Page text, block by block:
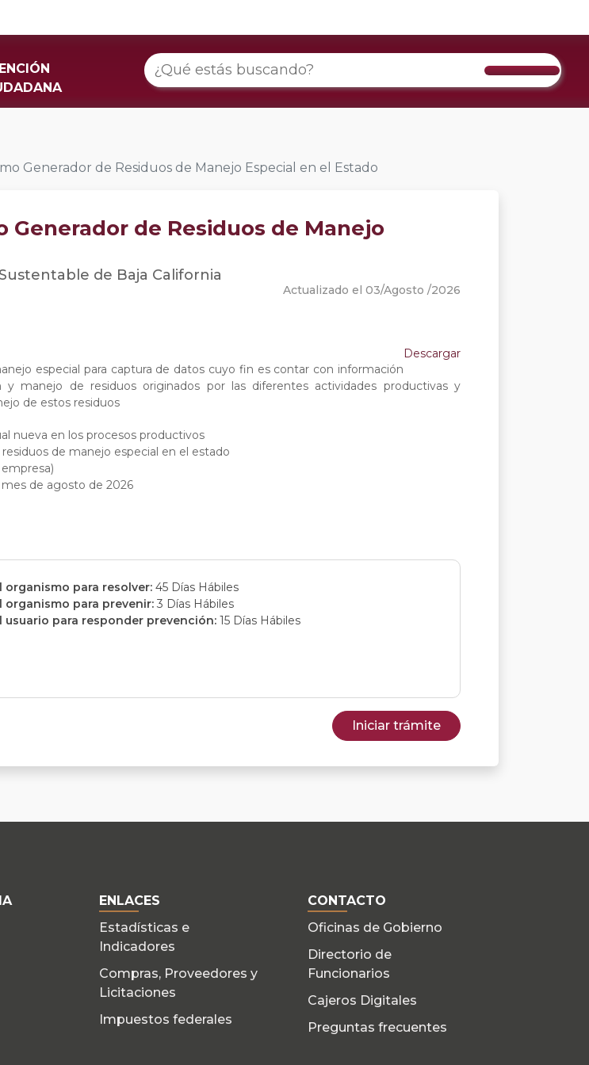
Generador de Residuos de Manejo Especial en el Estado
de Residuos de Manejo
de Baja California
Actualizado el 03/Agosto /2026
Descargar
especial para captura de datos cuyo fin es contar con información
manejo de residuos originados por las diferentes actividades productivas y
de estos residuos
nueva en los procesos productivos
de manejo especial en el estado
de agosto de 2026
organismo para resolver: 45 Días Hábiles
organismo para prevenir: 3 Días Hábiles
usuario para responder prevención: 15 Días Hábiles
Iniciar trámite
ENLACES
Estadísticas e
Indicadores
Compras, Proveedores y
Licitaciones
Impuestos federales
CONTACTO
Oficinas de Gobierno
Directorio de
Funcionarios
Cajeros Digitales
Preguntas frecuentes